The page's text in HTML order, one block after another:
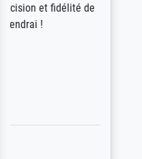
scrollen is echter
stoppen begint
Als er naar een
gevraagd wordt
werken van
maakt (bvb zoek